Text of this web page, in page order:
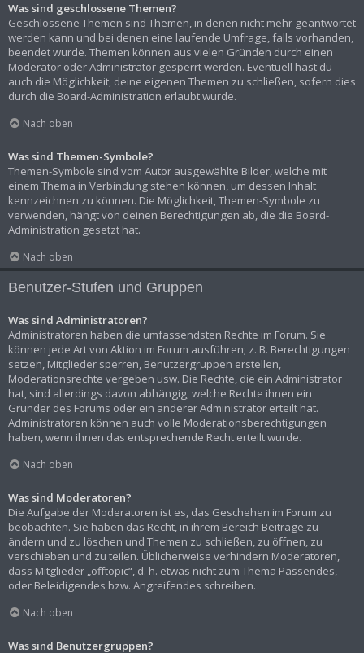
Was sind geschlossene Themen?
Geschlossene Themen sind Themen, in denen nicht mehr geantwortet
werden kann und bei denen eine laufende Umfrage, falls vorhanden,
beendet wurde. Themen können aus vielen Gründen durch einen
Moderator oder Administrator gesperrt werden. Eventuell hast du
auch die Möglichkeit, deine eigenen Themen zu schließen, sofern dies
durch die Board-Administration erlaubt wurde.
Nach oben
Was sind Themen-Symbole?
Themen-Symbole sind vom Autor ausgewählte Bilder, welche mit
einem Thema in Verbindung stehen können, um dessen Inhalt
kennzeichnen zu können. Die Möglichkeit, Themen-Symbole zu
verwenden, hängt von deinen Berechtigungen ab, die die Board-
Administration gesetzt hat.
Nach oben
Benutzer-Stufen und Gruppen
Was sind Administratoren?
Administratoren haben die umfassendsten Rechte im Forum. Sie
können jede Art von Aktion im Forum ausführen; z. B. Berechtigungen
setzen, Mitglieder sperren, Benutzergruppen erstellen,
Moderationsrechte vergeben usw. Die Rechte, die ein Administrator
hat, sind allerdings davon abhängig, welche Rechte ihnen ein
Gründer des Forums oder ein anderer Administrator erteilt hat.
Administratoren können auch volle Moderationsberechtigungen
haben, wenn ihnen das entsprechende Recht erteilt wurde.
Nach oben
Was sind Moderatoren?
Die Aufgabe der Moderatoren ist es, das Geschehen im Forum zu
beobachten. Sie haben das Recht, in ihrem Bereich Beiträge zu
ändern und zu löschen und Themen zu schließen, zu öffnen, zu
verschieben und zu teilen. Üblicherweise verhindern Moderatoren,
dass Mitglieder „offtopic“, d. h. etwas nicht zum Thema Passendes,
oder Beleidigendes bzw. Angreifendes schreiben.
Nach oben
Was sind Benutzergruppen?